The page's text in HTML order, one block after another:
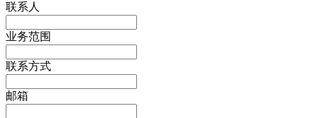
联系人
业务范围
联系方式
邮箱